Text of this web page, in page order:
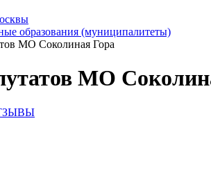
образования (муниципалитеты)
МО Соколиная Гора
МО